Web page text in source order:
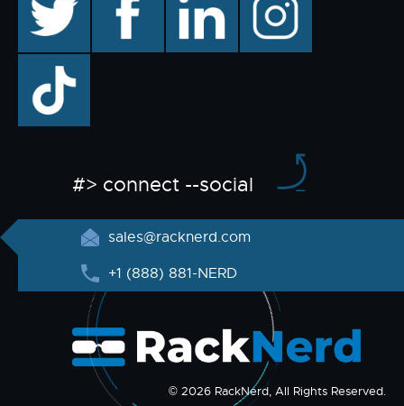
TikTok
#> connect --social
sales@racknerd.com
+1 (888) 881-NERD
© 2026 RackNerd, All Rights Reserved.